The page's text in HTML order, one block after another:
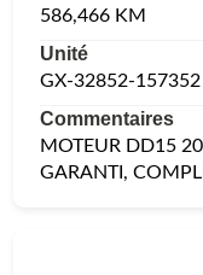
586,466 KM
Unité
GX-32852-157352
Commentaires
MOTEUR DD15
GARANTI,